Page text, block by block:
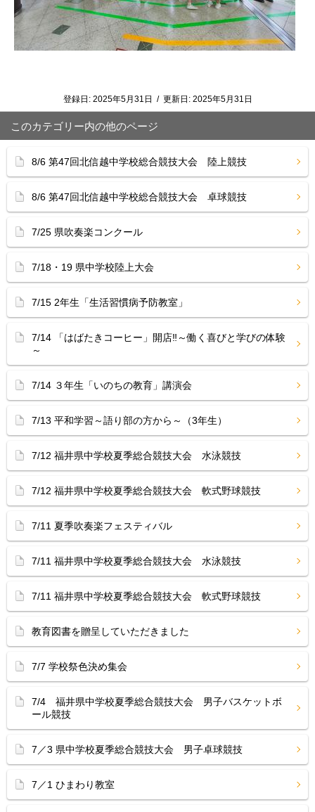
登録日: 2025年5月31日 / 更新日: 2025年5月31日
このカテゴリー内の他のページ
8/6 第47回北信越中学校総合競技大会 陸上競技
8/6 第47回北信越中学校総合競技大会 卓球競技
7/25 県吹奏楽コンクール
7/18・19 県中学校陸上大会
7/15 2年生「生活習慣病予防教室」
7/14 「はばたきコーヒー」開店‼︎～働く喜びと学びの体験
～
7/14 ３年生「いのちの教育」講演会
7/13 平和学習～語り部の方から～（3年生）
7/12 福井県中学校夏季総合競技大会 水泳競技
7/12 福井県中学校夏季総合競技大会 軟式野球競技
7/11 夏季吹奏楽フェスティバル
7/11 福井県中学校夏季総合競技大会 水泳競技
7/11 福井県中学校夏季総合競技大会 軟式野球競技
教育図書を贈呈していただきました
7/7 学校祭色決め集会
7/4 福井県中学校夏季総合競技大会 男子バスケットボ
ール競技
7／3 県中学校夏季総合競技大会 男子卓球競技
7／1 ひまわり教室